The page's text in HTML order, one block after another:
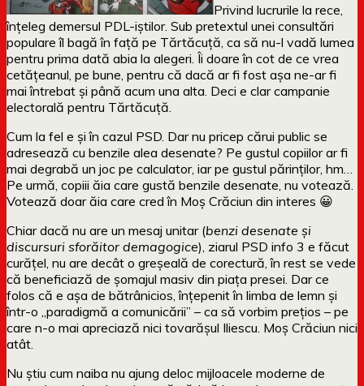
Privind lucrurile la rece,
înțeleg demersul PDL-iștilor. Sub pretextul unei consultări
populare îl bagă în față pe Tărtăcuță, ca să nu-l vadă lumea
pentru prima dată abia la alegeri. Îi doare în cot de ce vrea
cetățeanul, pe bune, pentru că dacă ar fi fost așa ne-ar fi
mai întrebat și până acum una alta. Deci e clar campanie
electorală pentru Tărtăcuță.
Cum la fel e și în cazul PSD. Dar nu pricep cărui public se
adresează cu benzile alea desenate? Pe gustul copiilor ar fi
mai degrabă un joc pe calculator, iar pe gustul părinților, hm…
Pe urmă, copiii ăia care gustă benzile desenate, nu votează.
Votează doar ăia care cred în Moș Crăciun din interes 😀
Chiar dacă nu are un mesaj unitar (benzi desenate și
discursuri sforăitor demagogice), ziarul PSD info 3 e făcut
curățel, nu are decât o greșeală de corectură, în rest se vede
că beneficiază de șomajul masiv din piața presei. Dar ce
folos că e așa de bătrânicios, înțepenit în limba de lemn și
într-o „paradigmă a comunicării” – ca să vorbim prețios – pe
care n-o mai apreciază nici tovarășul Iliescu. Moș Crăciun nici
atât.
Nu știu cum naiba nu ajung deloc mijloacele moderne de